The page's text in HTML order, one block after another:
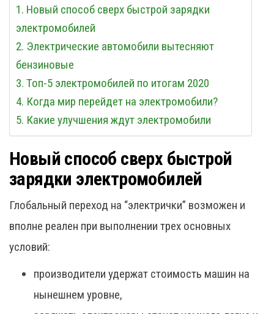
Новый способ сверх быстрой зарядки
электромобилей
Электрические автомобили вытесняют
бензиновые
Топ-5 электромобилей по итогам 2020
Когда мир перейдет на электромобили?
Какие улучшения ждут электромобили
Новый способ сверх быстрой
зарядки электромобилей
Глобальный переход на “электрички” возможен и
вполне реален при выполнении трех основных
условий:
производители удержат стоимость машин на
нынешнем уровне,